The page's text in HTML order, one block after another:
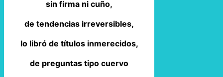
sin firma ni cuño,
de tendencias irreversibles,
lo libró de títulos inmerecidos,
de preguntas tipo cuervo